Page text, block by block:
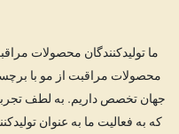
ما تولیدکنندگان محصولات
محصولات مراقبت از مو با
جهان تخصص داریم. به لطف
که به فعالیت ما به عنوان